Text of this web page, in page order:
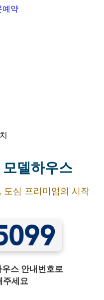
델하우스
도심 프리미엄의 시작
스 안내번호로
세요